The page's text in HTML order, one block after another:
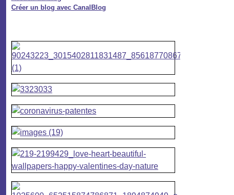
Créer un blog avec CanalBlog